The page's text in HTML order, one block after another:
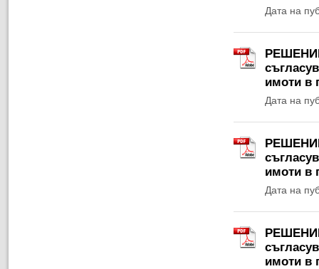
Дата на
РЕШЕНИЕ
имоти в
Дата на
РЕШЕНИЕ
имоти в
Дата на
РЕШЕНИЕ
имоти в